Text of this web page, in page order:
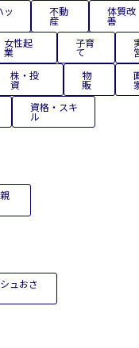
ッ 不動
産
体質改
善
女性起
業
子育
て
株・投
資
物
販
資格・スキ
ル
ュおさ